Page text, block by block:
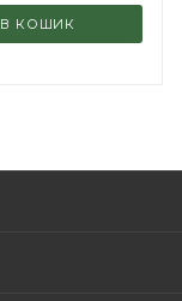
В КОШИК